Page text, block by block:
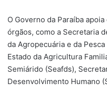
O Governo da Paraíba
órgãos, como a Secretaria
da Agropecuária e da
Estado da Agricultura
Semiárido (Seafds),
Desenvolvimento Humano